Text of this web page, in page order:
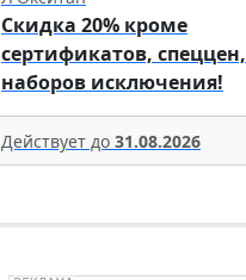
Скидка 20% кроме
сертификатов, спеццен,
наборов исключения!
Действует до 31.08.2026